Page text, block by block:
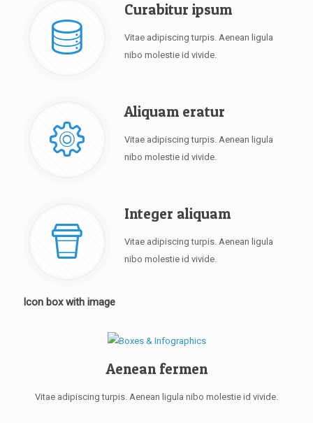
Curabitur ipsum
Vitae adipiscing turpis. Aenean ligula
nibo molestie id vivide.
Aliquam eratur
Vitae adipiscing turpis. Aenean ligula
nibo molestie id vivide.
Integer aliquam
Vitae adipiscing turpis. Aenean ligula
nibo molestie id vivide.
Icon box with image
Aenean fermen
Vitae adipiscing turpis. Aenean ligula nibo molestie id vivide.